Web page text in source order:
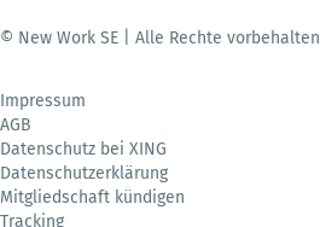
© New Work SE | Alle Rechte vorbehalten
Impressum
AGB
Datenschutz bei XING
Datenschutzerklärung
Mitgliedschaft kündigen
Tracking